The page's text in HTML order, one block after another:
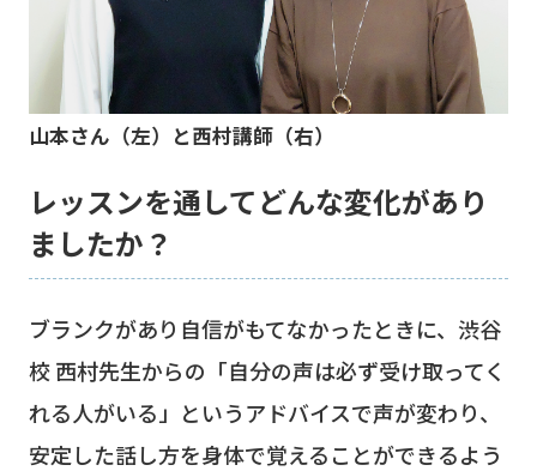
山本さん（左）と西村講師（右）
レッスンを通してどんな変化があり
ましたか？
ブランクがあり自信がもてなかったときに、渋谷
校 西村先生からの「自分の声は必ず受け取ってく
れる人がいる」というアドバイスで声が変わり、
安定した話し方を身体で覚えることができるよう